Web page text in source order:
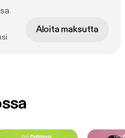
Aloita maksutta